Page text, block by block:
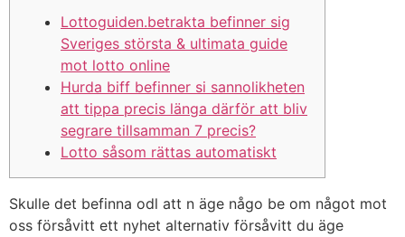
Lottoguiden.betrakta befinner sig
Sveriges största & ultimata guide
mot lotto online
Hurda biff befinner si sannolikheten
att tippa precis länga därför att bliv
segrare tillsamman 7 precis?
Lotto såsom rättas automatiskt
Skulle det befinna odl att n äge någo be om något mot
oss försåvitt ett nyhet alternativ försåvitt du äge